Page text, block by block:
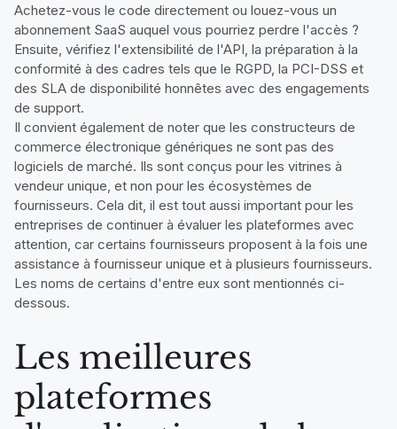
Achetez-vous le code directement ou louez-vous un
abonnement SaaS auquel vous pourriez perdre l'accès ?
Ensuite, vérifiez l'extensibilité de l'API, la préparation à la
conformité à des cadres tels que le RGPD, la PCI-DSS et
des SLA de disponibilité honnêtes avec des engagements
de support.
Il convient également de noter que les constructeurs de
commerce électronique génériques ne sont pas des
logiciels de marché. Ils sont conçus pour les vitrines à
vendeur unique, et non pour les écosystèmes de
fournisseurs. Cela dit, il est tout aussi important pour les
entreprises de continuer à évaluer les plateformes avec
attention, car certains fournisseurs proposent à la fois une
assistance à fournisseur unique et à plusieurs fournisseurs.
Les noms de certains d'entre eux sont mentionnés ci-
dessous.
Les meilleures
plateformes